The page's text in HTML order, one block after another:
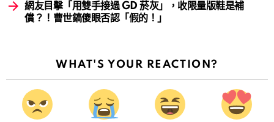
網友目擊「用雙手接過 GD 菸灰」，收限量版鞋是補
償？！曹世鎬傻眼否認「假的！」
WHAT'S YOUR REACTION?